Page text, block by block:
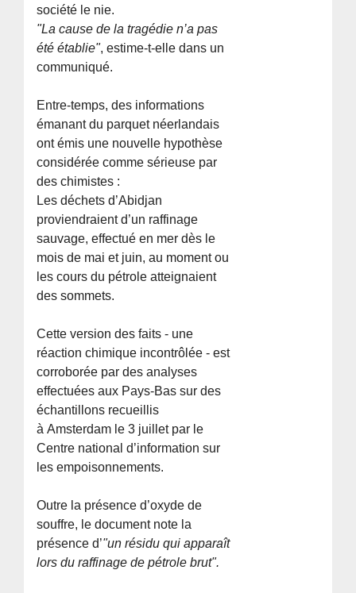
société le nie.
"La cause de la tragédie n’a pas
été établie", estime-t-elle dans un
communiqué.
Entre-temps, des informations
émanant du parquet néerlandais
ont émis une nouvelle hypothèse
considérée comme sérieuse par
des chimistes :
Les déchets d’Abidjan
proviendraient d’un raffinage
sauvage, effectué en mer dès le
mois de mai et juin, au moment ou
les cours du pétrole atteignaient
des sommets.
Cette version des faits - une
réaction chimique incontrôlée - est
corroborée par des analyses
effectuées aux Pays-Bas sur des
échantillons recueillis
à Amsterdam le 3 juillet par le
Centre national d’information sur
les empoisonnements.
Outre la présence d’oxyde de
souffre, le document note la
présence d’"un résidu qui apparaît
lors du raffinage de pétrole brut".